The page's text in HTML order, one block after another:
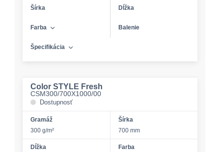
Šírka Dĺžka
Farba Balenie
Špecifikácia
Color STYLE Fresh
CSM300/700X1000/00
Dostupnosť
Gramáž
300 g/m²
Šírka
700 mm
Dĺžka
Farba